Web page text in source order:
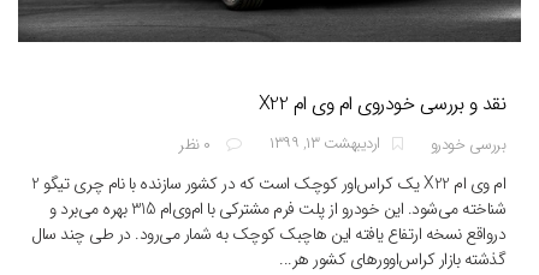
نقد و بررسی خودروی ام وی ام X22
بررسی خودرو اردیبهشت ۱۳, ۱۳۹۹ ۰ نظر
ام‌ وی‌ ام X22 یک کراس‌اور کوچک است که در کشور سازنده با نام چری تیگو 2
شناخته می‌شود. این خودرو از پلت فرم مشترکی با ام‌وی‌ام 315 بهره می‌برد و
درواقع نسخه ارتفاع یافته این هاچبک کوچک به شمار می‌رود. در طی چند سال
گذشته بازار کراس‌اوورهای کشور هر...